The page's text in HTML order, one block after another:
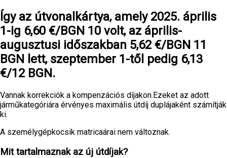
Így az útvonalkártya, amely 2025. április
1-ig 6,60 €/BGN 10 volt, az április-
augusztusi időszakban 5,62 €/BGN 11
BGN lett, szeptember 1-től pedig 6,13
€/12 BGN.
Vannak korrekciók a kompenzációs díjakon.Ezeket az adott
járműkategóriára érvényes maximális útdíj duplájaként számítják
ki.
A személygépkocsik matricaárai nem változnak.
Mit tartalmaznak az új útdíjak?